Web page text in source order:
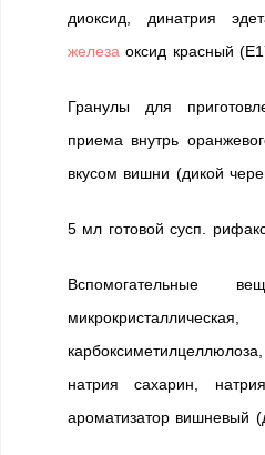
диоксид, динатрия
железа оксид красный
Гранулы для
приема внутрь
вкусом вишни (дикой
5 мл готовой сусп.
Вспомогательные
натрия сахарин,
ароматизатор вишневый